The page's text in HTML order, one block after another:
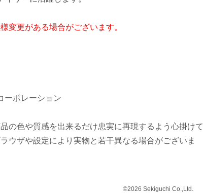
変更がある場合がございます。
ーポレーション
の色や質感を出来るだけ忠実に再現するよう心掛けて
ウザや設定により実物と若干異なる場合がございま
©2026 Sekiguchi Co.,Ltd.